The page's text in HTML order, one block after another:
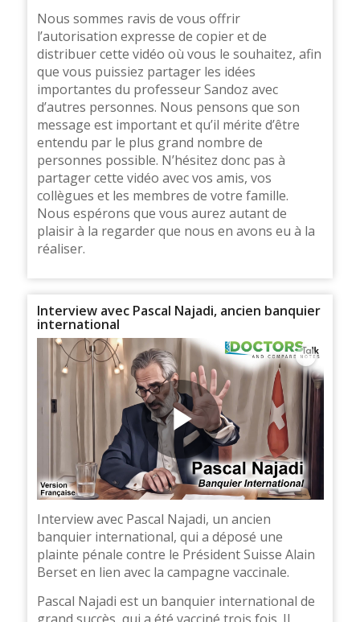
Nous sommes ravis de vous offrir
l’autorisation expresse de copier et de
distribuer cette vidéo où vous le souhaitez, afin
que vous puissiez partager les idées
importantes du professeur Sandoz avec
d’autres personnes. Nous pensons que son
message est important et qu’il mérite d’être
entendu par le plus grand nombre de
personnes possible. N’hésitez donc pas à
partager cette vidéo avec vos amis, vos
collègues et les membres de votre famille.
Nous espérons que vous aurez autant de
plaisir à la regarder que nous en avons eu à la
réaliser.
Interview avec Pascal Najadi, ancien banquier
international
Interview avec Pascal Najadi, un ancien
banquier international, qui a déposé une
plainte pénale contre le Président Suisse Alain
Berset en lien avec la campagne vaccinale.
Pascal Najadi est un banquier international de
grand succès, qui a été vacciné trois fois. Il